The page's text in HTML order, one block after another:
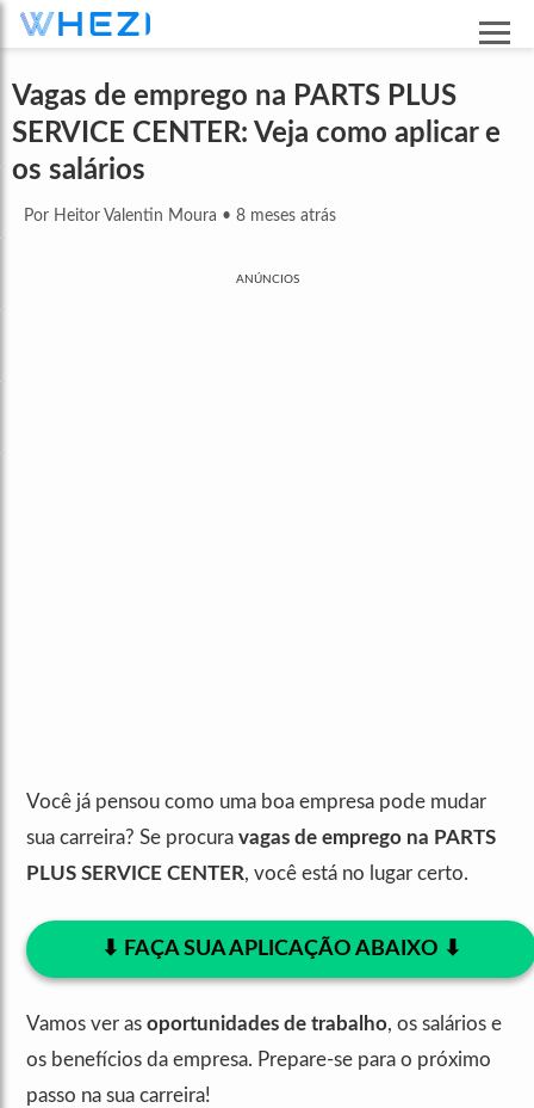
Vagas de emprego na PARTS PLUS
SERVICE CENTER: Veja como aplicar e
os salários
Por Heitor Valentin Moura • 8 meses atrás
ANÚNCIOS
Você já pensou como uma boa empresa pode mudar
sua carreira? Se procura vagas de emprego na PARTS
PLUS SERVICE CENTER, você está no lugar certo.
⬇︎ FAÇA SUA APLICAÇÃO ABAIXO ⬇︎
Vamos ver as oportunidades de trabalho, os salários e
os benefícios da empresa. Prepare-se para o próximo
passo na sua carreira!